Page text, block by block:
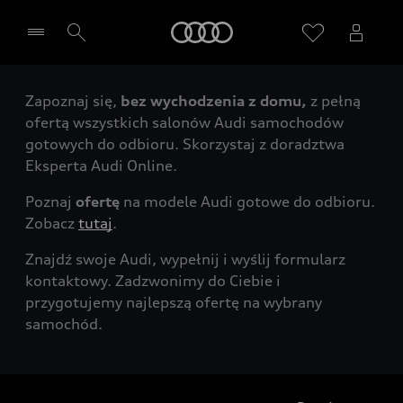
Wybierz Twojego Partnera Audi
Zapoznaj się, bez wychodzenia z domu, z pełną
ofertą wszystkich salonów Audi samochodów
gotowych do odbioru. Skorzystaj z doradztwa
Eksperta Audi Online.
Poznaj ofertę na modele Audi gotowe do odbioru.
Zobacz tutaj.
Znajdź swoje Audi, wypełnij i wyślij formularz
kontaktowy. Zadzwonimy do Ciebie i
przygotujemy najlepszą ofertę na wybrany
samochód.